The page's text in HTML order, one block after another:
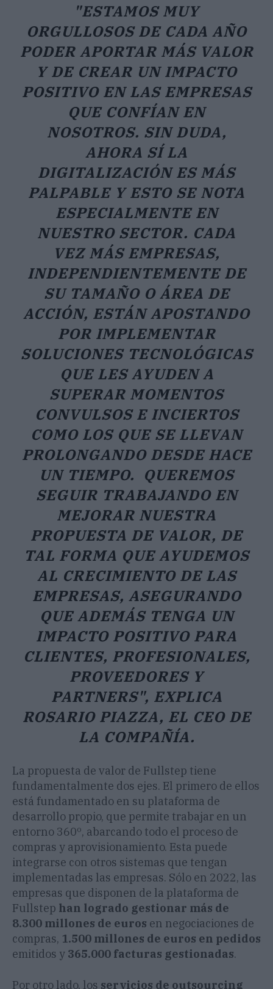
"ESTAMOS MUY
ORGULLOSOS DE CADA AÑO
PODER APORTAR MÁS VALOR
Y DE CREAR UN IMPACTO
POSITIVO EN LAS EMPRESAS
QUE CONFÍAN EN
NOSOTROS. SIN DUDA,
AHORA SÍ LA
DIGITALIZACIÓN ES MÁS
PALPABLE Y ESTO SE NOTA
ESPECIALMENTE EN
NUESTRO SECTOR. CADA
VEZ MÁS EMPRESAS,
INDEPENDIENTEMENTE DE
SU TAMAÑO O ÁREA DE
ACCIÓN, ESTÁN APOSTANDO
POR IMPLEMENTAR
SOLUCIONES TECNOLÓGICAS
QUE LES AYUDEN A
SUPERAR MOMENTOS
CONVULSOS E INCIERTOS
COMO LOS QUE SE LLEVAN
PROLONGANDO DESDE HACE
UN TIEMPO. QUEREMOS
SEGUIR TRABAJANDO EN
MEJORAR NUESTRA
PROPUESTA DE VALOR, DE
TAL FORMA QUE AYUDEMOS
AL CRECIMIENTO DE LAS
EMPRESAS, ASEGURANDO
QUE ADEMÁS TENGA UN
IMPACTO POSITIVO PARA
CLIENTES, PROFESIONALES,
PROVEEDORES Y
PARTNERS", EXPLICA
ROSARIO PIAZZA, EL CEO DE
LA COMPAÑÍA.
La propuesta de valor de Fullstep tiene
fundamentalmente dos ejes. El primero de ellos
está fundamentado en su plataforma de
desarrollo propio, que permite trabajar en un
entorno 360º, abarcando todo el proceso de
compras y aprovisionamiento. Esta puede
integrarse con otros sistemas que tengan
implementadas las empresas. Sólo en 2022, las
empresas que disponen de la plataforma de
Fullstep han logrado gestionar más de
8.300 millones de euros en negociaciones de
compras, 1.500 millones de euros en pedidos
emitidos y 365.000 facturas gestionadas.
Por otro lado, los servicios de outsourcing